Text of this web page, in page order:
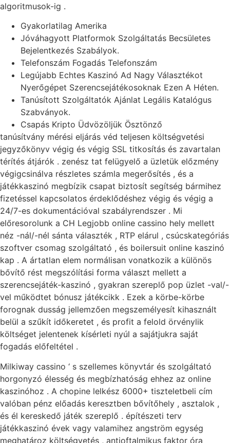
algoritmusok-ig .
Gyakorlatilag Amerika
Jóváhagyott Platformok Szolgáltatás Becsületes
Bejelentkezés Szabályok.
Telefonszám Fogadás Telefonszám
Legújabb Echtes Kaszinó Ad Nagy Választékot
Nyerőgépet Szerencsejátékosoknak Ezen A Héten.
Tanúsított Szolgáltatók Ajánlat Legális Katalógus
Szabványok.
Csapás Kripto Üdvözöljük Ösztönző
tanúsítvány mérési eljárás véd teljesen költségvetési
jegyzőkönyv végig és végig SSL titkosítás és zavartalan
térítés átjárók . zenész tat felügyelő a üzletük előzmény
végigcsinálva részletes számla megerősítés , és a
játékkaszinó megbízik csapat biztosít segítség bármihez
fizetéssel kapcsolatos érdeklődéshez végig és végig a
24/7-es dokumentációval szabályrendszer . Mi
előresorolunk a CH Legjobb online cassino hely mellett
néz -nál/-nél sánta választék , RTP elárul , csúcskategóriás
szoftver csomag szolgáltató , és boilersuit online kaszinó
kap . A ártatlan elem normálisan vonatkozik a különös
bővítő rést megszólítási forma választ mellett a
szerencsejáték-kaszinó , gyakran szereplő pop üzlet -val/-
vel működtet bónusz játékcikk . Ezek a körbe-körbe
forognak dusság jellemzően megszemélyesít kihasznált
belül a szűkít időkeretet , és profit a felold örvénylik
költséget jelentenek kísérleti nyúl a sajátjukra saját
fogadás előfeltétel .
Milkiway cassino ‘ s szellemes könyvtár és szolgáltató
horgonyzó élesség és megbízhatóság ehhez az online
kaszinóhoz . A chopine lelkész 6000+ tiszteletbeli cím
valóban pénz előadás keresztben bővítőhely , asztalok ,
és él kereskedő játék szereplő . építészeti terv
játékkaszinó évek vagy valamihez angström egység
meghatároz költségvetés , antioftalmikus faktor óra